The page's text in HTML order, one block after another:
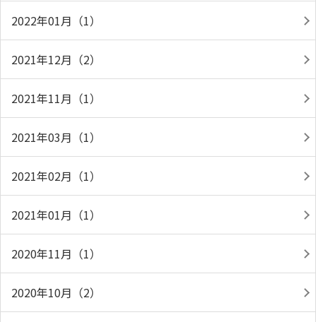
2022年01月（1）
2021年12月（2）
2021年11月（1）
2021年03月（1）
2021年02月（1）
2021年01月（1）
2020年11月（1）
2020年10月（2）